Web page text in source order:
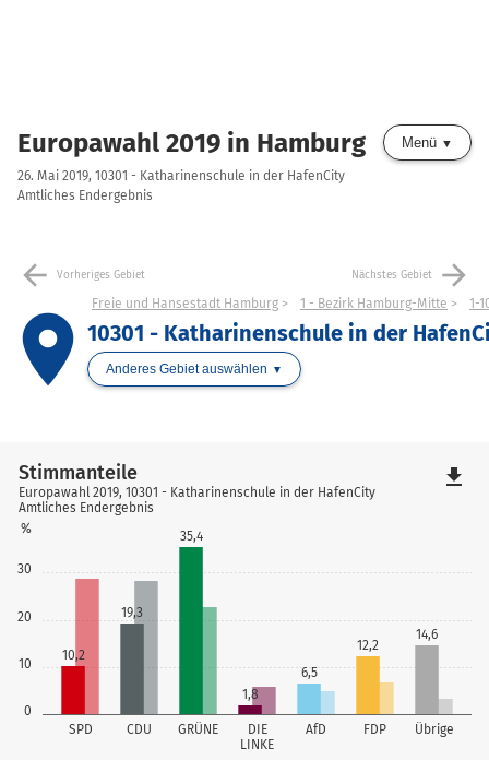
Europawahl 2019 in Hamburg
26. Mai 2019, 10301 - Katharinenschule in der HafenCity
Amtliches Endergebnis
Menü
arrow_back Vorheriges Gebiet Nächstes Gebiet arrow_forward
place
Freie und Hansestadt Hamburg 1 - Bezirk Hamburg-Mitte 1-
10301 - Katharinenschule in der
Anderes Gebiet auswählen
0
10
20
30
%
SPD CDU GRÜNE
DIE
LINKE
AfD FDP Übrige
10,2
19,3
35,4
1,8
6,5
12,2
14,6
Stimmanteile
Europawahl 2019, 10301 - Katharinenschule in der HafenCity
Amtliches Endergebnis
file_download